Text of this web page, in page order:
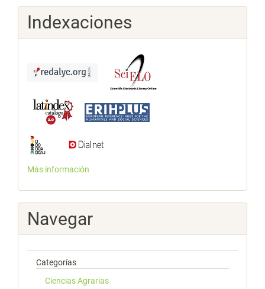
Indexaciones
Más información
Navegar
Categorías
Ciencias Agrarias